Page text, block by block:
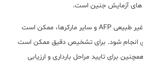
های آزمایش جنین است.
در صورت مشاهده نتایج غیر طبیعی AFP و سایر مارکرها، ممکن است
شود. برای تشخیص دقیق ممکن است
برای تایید مراحل بارداری و ارزیابی